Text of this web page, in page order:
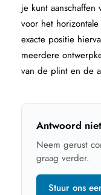
je kunt
voor het
exacte positie
meerdere
van de plint en de
Antwoord
Neem gerust
graag verder.
Stuur ons